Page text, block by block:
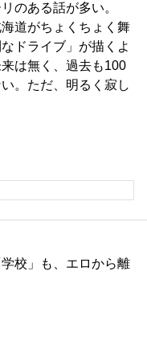
のある話が多い。
道がちょくちょく舞
ドライブ」が描くよ
は無く、過去も100
。ただ、明るく寂し
校」も、エロから離